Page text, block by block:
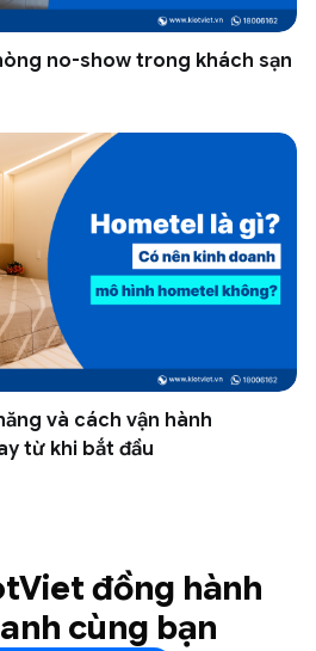
no-show trong khách sạn
và cách vận hành
từ khi bắt đầu
đồng hành
cùng bạn